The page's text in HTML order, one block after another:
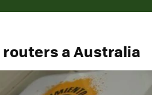
routers a Australia